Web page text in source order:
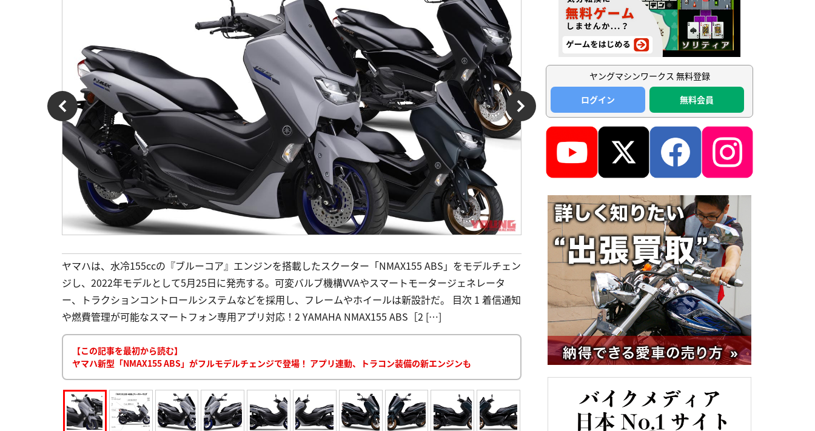
ヤマハは、水冷155ccの『ブルーコア』エンジンを搭載したスクーター「NMAX155 ABS」をモデルチェン
ジし、2022年モデルとして5月25日に発売する。可変バルブ機構VVAやスマートモータージェネレータ
ー、トラクションコントロールシステムなどを採用し、フレームやホイールは新設計だ。 目次 1 着信通知
や燃費管理が可能なスマートフォン専用アプリ対応！2 YAMAHA NMAX155 ABS［2 […]
【この記事を最初から読む】
ヤマハ新型「NMAX155 ABS」がフルモデルチェンジで登場！ アプリ連動、トラコン装備の新エンジンも
ヤングマシンワークス 無料登録
ログイン
無料会員